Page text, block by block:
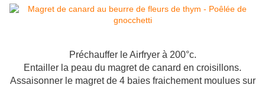
Préchauffer le Airfryer à 200°c.
Entailler la peau du magret de canard en croisillons.
Assaisonner le magret de 4 baies fraichement moulues sur